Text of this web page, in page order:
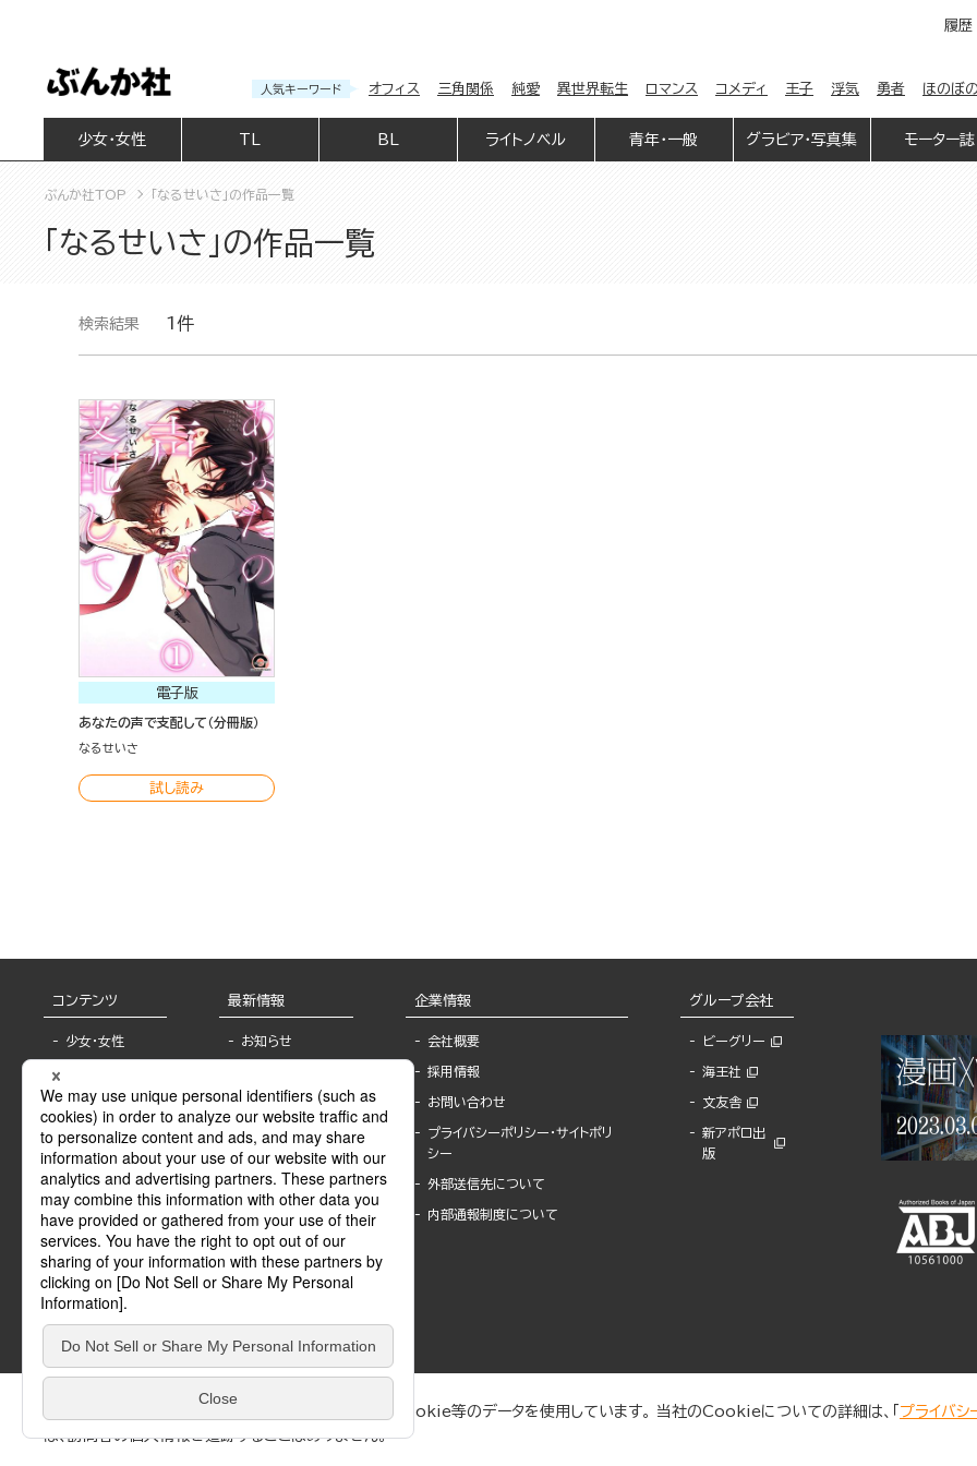
履歴
人気キーワード オフィス 三角関係 純愛 異世界転生 ロマンス コメディ 王子 浮気 勇者 ほのぼ
少女・女性 BL ライトノベル 青年・一般 グラビア・写真集 モーター誌
ぶんか社TOP 「なるせいさ」の作品一覧
「なるせいさ」の作品一覧
検索結果 1件
電子版
あなたの声で支配して（分冊版）
なるせいさ
試し読み
コンテンツ
少女・女性
BL
ライトノベル
青年・一般
グラビア・写真
モーター誌
SPECIAL
Sublicense
最新情報
お知らせ
報
書店様へ
海外ライセンシー
公式SNSアカウ
ント
作家一覧
Keyword list
Author list
企業情報
会社概要
採用情報
お問い合わせ
プライバシーポリシー・サイトポリ
シー
外部送信先について
内部通報制度について
グループ会社
ビーグリー
海王社
文友舎
新アポロ出
版
ぶんか社が運営するサイトでは、利便性向上のためにCookie等のデータを使用しています。 当社のCookieについての詳細は、「 プライバシ
は、訪問者の個人情報を追跡することはありません。